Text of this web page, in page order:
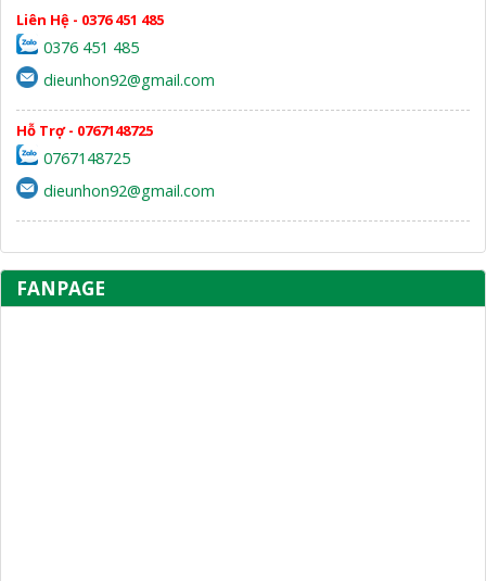
Liên Hệ - 0376 451 485
0376 451 485
dieunhon92@gmail.com
Hỗ Trợ - 0767148725
0767148725
dieunhon92@gmail.com
FANPAGE